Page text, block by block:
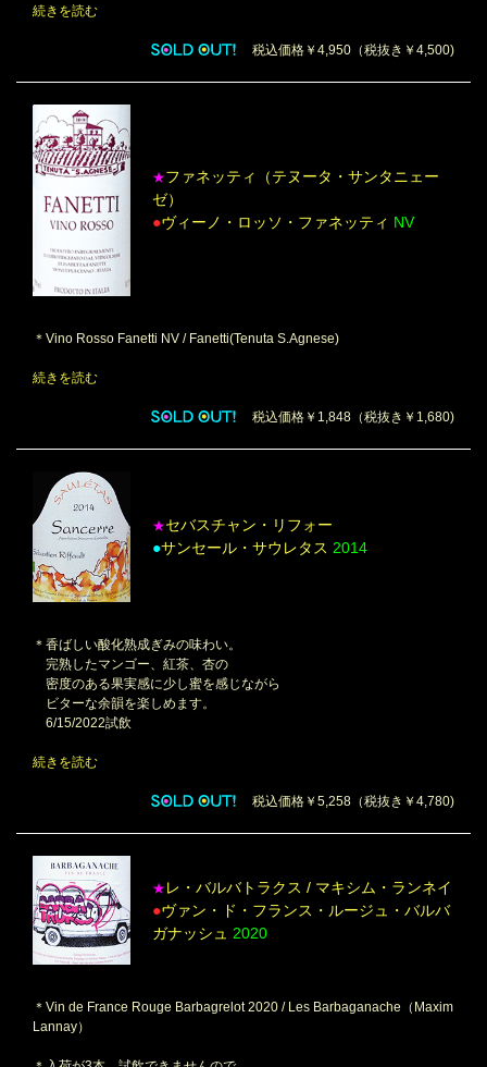
続きを読む
税込価格￥4,950（税抜き￥4,500)
★ファネッティ（テヌータ・サンタニェー
ゼ）
●ヴィーノ・ロッソ・ファネッティ NV
＊Vino Rosso Fanetti NV / Fanetti(Tenuta S.Agnese)
続きを読む
税込価格￥1,848（税抜き￥1,680)
★セバスチャン・リフォー
●サンセール・サウレタス 2014
＊香ばしい酸化熟成ぎみの味わい。
完熟したマンゴー、紅茶、杏の
密度のある果実感に少し蜜を感じながら
ビターな余韻を楽しめます。
6/15/2022試飲
続きを読む
税込価格￥5,258（税抜き￥4,780)
★ レ・バルバトラクス / マキシム・ランネイ
●ヴァン・ド・フランス・ルージュ・バルバ
ガナッシュ 2020
＊Vin de France Rouge Barbagrelot 2020 / Les Barbaganache（Maxim
Lannay）